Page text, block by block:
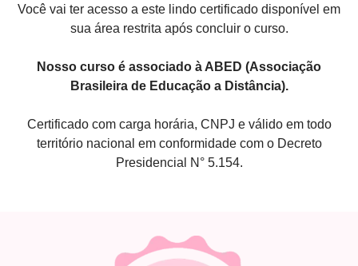
Você vai ter acesso a este lindo certificado disponível em
sua área restrita após concluir o curso.
Nosso curso é associado à ABED (Associação
Brasileira de Educação a Distância).
Certificado com carga horária, CNPJ e válido em todo
território nacional em conformidade com o Decreto
Presidencial N° 5.154.